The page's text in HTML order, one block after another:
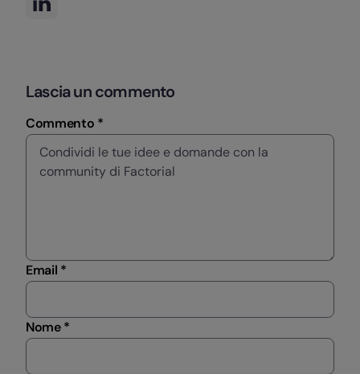
Lascia un commento
Commento *
Email *
Nome *